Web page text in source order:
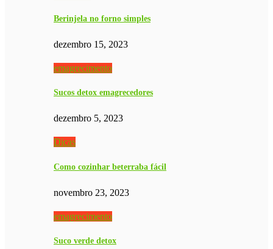
Berinjela no forno simples
dezembro 15, 2023
emagrecimento
Sucos detox emagrecedores
dezembro 5, 2023
Dicas
Como cozinhar beterraba fácil
novembro 23, 2023
emagrecimento
Suco verde detox